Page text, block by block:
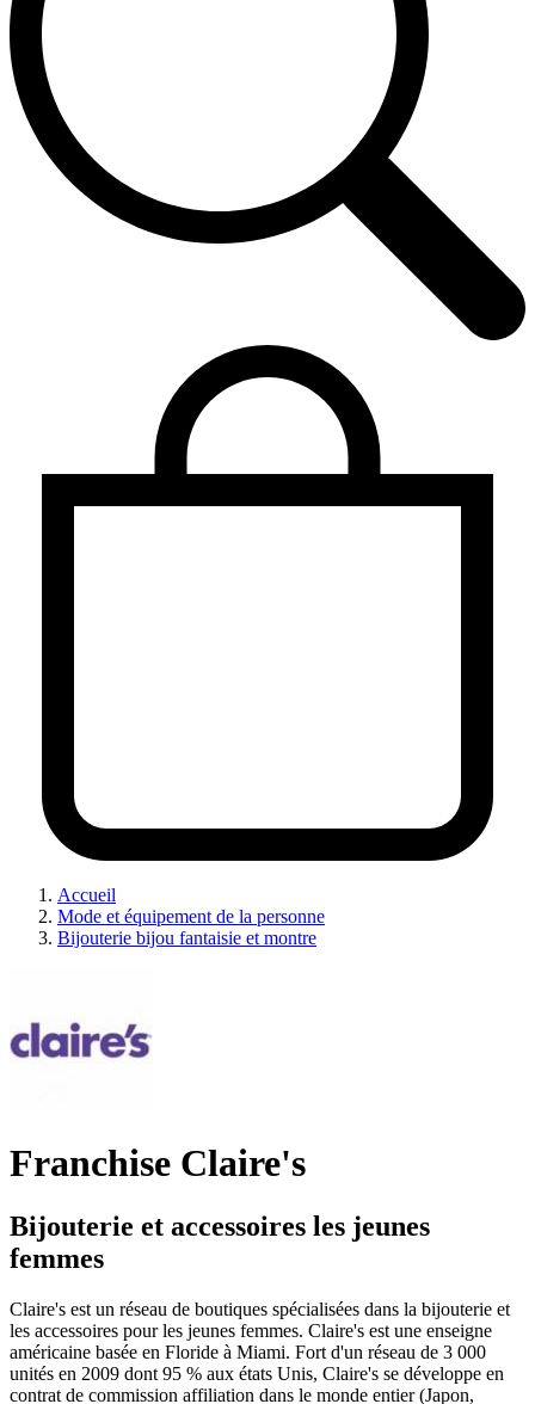
Accueil
Mode et équipement de la personne
Bijouterie bijou fantaisie et montre
Franchise Claire's
Bijouterie et accessoires les jeunes
femmes
Claire's est un réseau de boutiques spécialisées dans la bijouterie et
les accessoires pour les jeunes femmes. Claire's est une enseigne
américaine basée en Floride à Miami. Fort d'un réseau de 3 000
unités en 2009 dont 95 % aux états Unis, Claire's se développe en
contrat de commission affiliation dans le monde entier (Japon,